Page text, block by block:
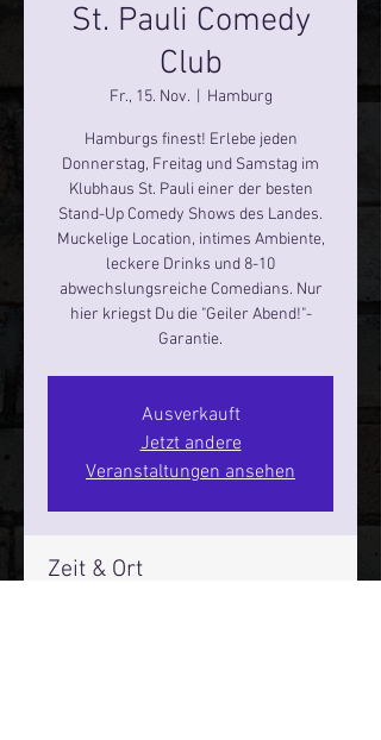
St. Pauli Comedy
Club
Fr., 15. Nov.
  |
Hamburg
Hamburgs finest! Erlebe jeden
Donnerstag, Freitag und Samstag im
Klubhaus St. Pauli einer der besten
Stand-Up Comedy Shows des Landes.
Muckelige Location, intimes Ambiente,
leckere Drinks und 8-10
abwechslungsreiche Comedians. Nur
hier kriegst Du die "Geiler Abend!"-
Garantie.
Ausverkauft
Jetzt andere
Veranstaltungen ansehen
Zeit & Ort